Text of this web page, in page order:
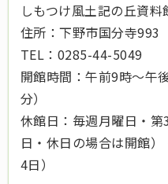
しもつけ風土記の丘資料
住所：下野市国分寺993
TEL：0285-44-5049
開館時間：午前9時～午
分）
休館日：毎週月曜日・第
日・休日の場合は開館
4日）